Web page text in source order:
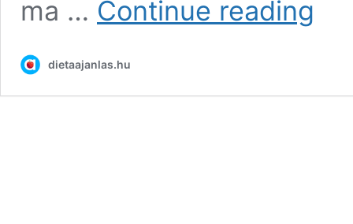
ma … Continue reading
dietaajanlas.hu